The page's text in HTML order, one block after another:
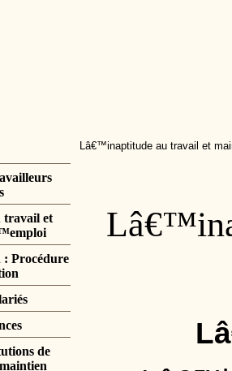
et
Procédure
de
Lâ€™inaptitude au travail et